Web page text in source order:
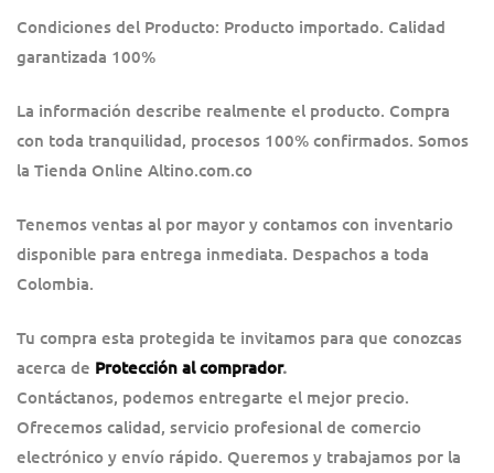
Condiciones del Producto: Producto importado. Calidad
garantizada 100%
La información describe realmente el producto. Compra
con toda tranquilidad, procesos 100% confirmados. Somos
la Tienda Online Altino.com.co
Tenemos ventas al por mayor y contamos con inventario
disponible para entrega inmediata. Despachos a toda
Colombia.
Tu compra esta protegida te invitamos para que conozcas
acerca de Protección al comprador.
Contáctanos, podemos entregarte el mejor precio.
Ofrecemos calidad, servicio profesional de comercio
electrónico y envío rápido. Queremos y trabajamos por la